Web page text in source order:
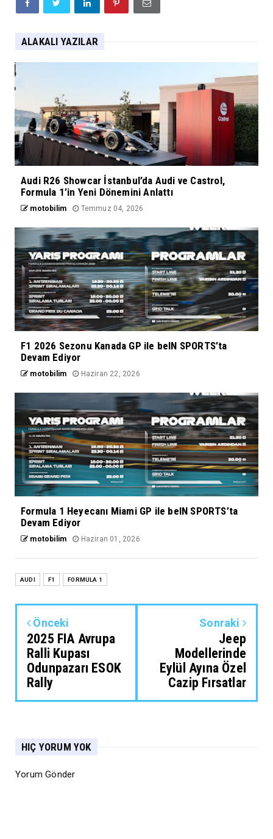
ALAKALI YAZILAR
Audi R26 Showcar İstanbul’da Audi ve Castrol,
Formula 1’in Yeni Dönemini Anlattı
motobilim Temmuz 04, 2026
F1 2026 Sezonu Kanada GP ile beIN SPORTS’ta
Devam Ediyor
motobilim Haziran 22, 2026
Formula 1 Heyecanı Miami GP ile beIN SPORTS’ta
Devam Ediyor
motobilim Haziran 01, 2026
AUDI F1 FORMULA 1
Önceki
2025 FIA Avrupa
Ralli Kupası
Odunpazarı ESOK
Rally
Sonraki
Jeep
Modellerinde
Eylül Ayına Özel
Cazip Fırsatlar
HIÇ YORUM YOK
Yorum Gönder